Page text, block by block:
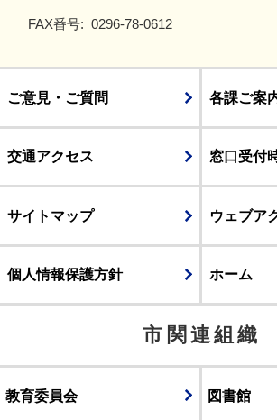
FAX番号: 0296-78-0612
ご意見・ご質問 各課ご案
交通アクセス 窓口受付
サイトマップ ウェブア
個人情報保護方針 ホーム
市関連組織
教育委員会 図書館